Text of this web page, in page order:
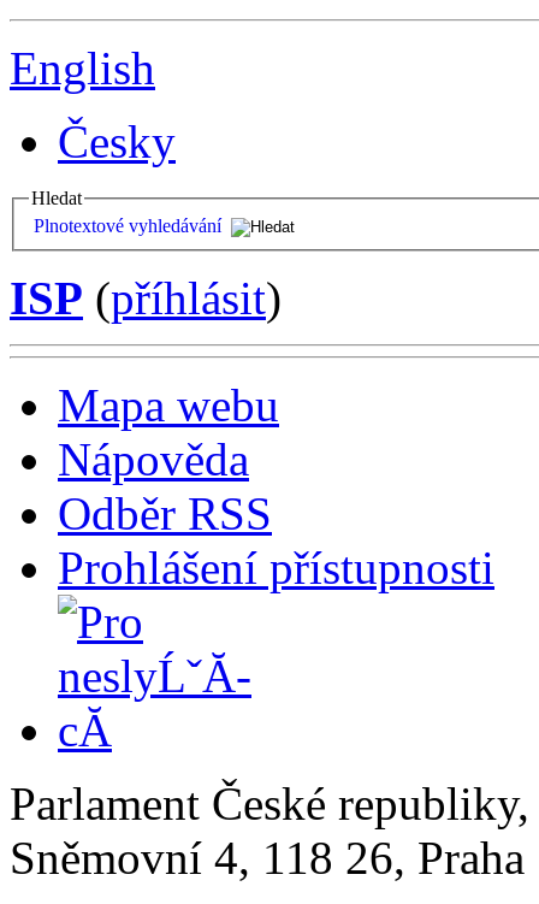
English
Česky
Hledat
Plnotextové vyhledávání
ISP (příhlásit)
Mapa webu
Nápověda
Odběr RSS
Prohlášení přístupnosti
Parlament České
Sněmovní 4, 118 26,